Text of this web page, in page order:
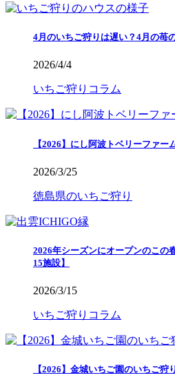
4月のいちご狩りは遅い？4月の苺
2026/4/4
いちご狩りコラム
【2026】にし阿波トベリーファー
2026/3/25
徳島県のいちご狩り
2026年シーズンにオープンのこの
15施設】
2026/3/15
いちご狩りコラム
【2026】金城いちご園のいちご狩